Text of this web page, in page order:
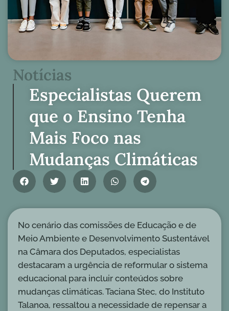
Notícias
Especialistas Querem
que o Ensino Tenha
Mais Foco nas
Mudanças Climáticas
No cenário das comissões de Educação e de
Meio Ambiente e Desenvolvimento Sustentável
na Câmara dos Deputados, especialistas
destacaram a urgência de reformular o sistema
educacional para incluir conteúdos sobre
mudanças climáticas. Taciana Stec, do Instituto
Talanoa, ressaltou a necessidade de repensar a